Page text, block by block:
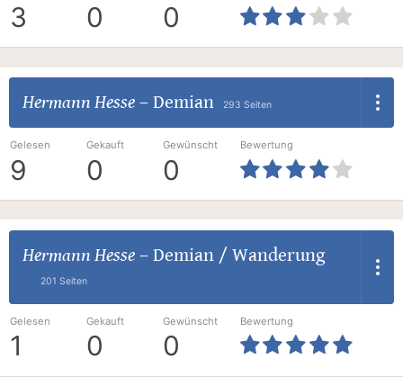
3 0 0
Hermann Hesse– Demian 293 Seiten
Gelesen
9
Gekauft
0
Gewünscht
0
Bewertung
Hermann Hesse– Demian / Wanderung
201 Seiten
Gelesen
1
Gekauft
0
Gewünscht
0
Bewertung